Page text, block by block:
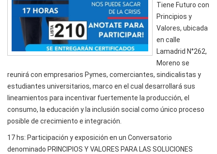
Tiene Futuro con
Principios y
Valores, ubicada
en calle
Lamadrid N°262,
Moreno se
reunirá con empresarios Pymes, comerciantes, sindicalistas y
estudiantes universitarios, marco en el cual desarrollará sus
lineamientos para incentivar fuertemente la producción, el
consumo, la educación y la inclusión social como único proceso
posible de crecimiento e integración.
17 hs: Participación y exposición en un Conversatorio
denominado PRINCIPIOS Y VALORES PARA LAS SOLUCIONES